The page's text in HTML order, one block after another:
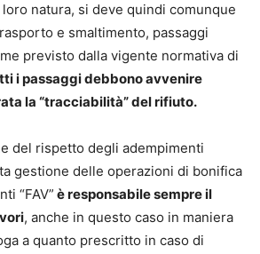
natura, si deve quindi comunque
e smaltimento, passaggi
previsto dalla vigente normativa di
i passaggi debbono avvenire
la “tracciabilità” del rifiuto.
del rispetto degli adempimenti
gestione delle operazioni di bonifica
“FAV” è responsabile sempre il
, anche in questo caso in maniera
a quanto prescritto in caso di